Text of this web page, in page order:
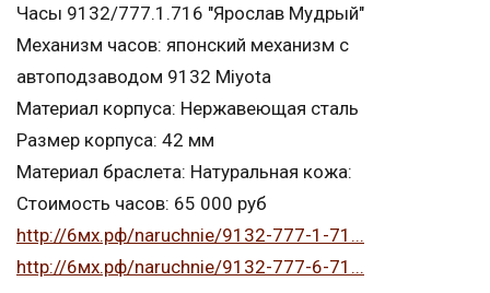
Часы 9132/777.1.716 "Ярослав Мудрый"
Механизм часов: японский механизм с
автоподзаводом 9132 Miyota
Материал корпуса: Нержавеющая сталь
Размер корпуса: 42 мм
Материал браслета: Натуральная кожа:
Стоимость часов: 65 000 руб
http://6мх.рф/naruchnie/9132-777-1-71...
http://6мх.рф/naruchnie/9132-777-6-71...